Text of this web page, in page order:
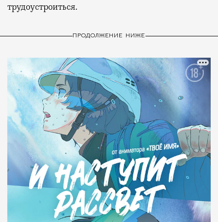
трудоустроиться.
ПРОДОЛЖЕНИЕ НИЖЕ